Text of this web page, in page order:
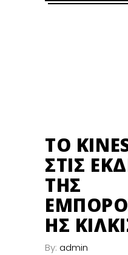
ΤΟ
ΣΤΙΣ
ΤΗΣ
ΗΣ
By: admin